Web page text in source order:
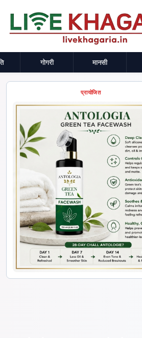
गोगरी मानसी
प्रायोजित